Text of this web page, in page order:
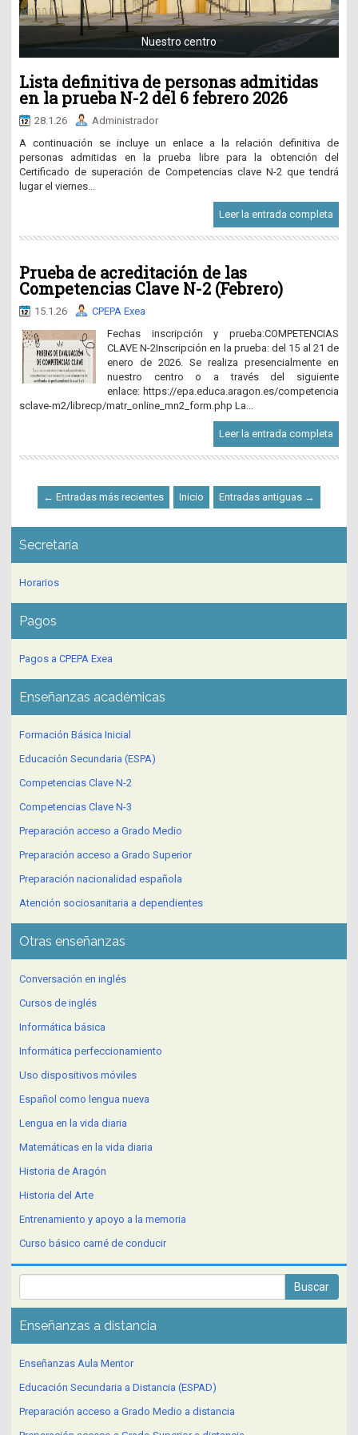
Nuestro centro
Lista definitiva de personas admitidas
en la prueba N-2 del 6 febrero 2026
28.1.26
Administrador
A continuación se incluye un enlace a la relación definitiva de
personas admitidas en la prueba libre para la obtención del
Certificado de superación de Competencias clave N-2 que tendrá
lugar el viernes...
Leer la entrada completa
Prueba de acreditación de las
Competencias Clave N-2 (Febrero)
15.1.26
CPEPA Exea
Fechas inscripción y prueba:COMPETENCIAS
CLAVE N-2Inscripción en la prueba: del 15 al 21 de
enero de 2026. Se realiza presencialmente en
nuestro centro o a través del siguiente
enlace: https://epa.educa.aragon.es/competencia
sclave-m2/librecp/matr_online_mn2_form.php La...
Leer la entrada completa
← Entradas más recientes Inicio Entradas antiguas →
Secretaría
Horarios
Pagos
Pagos a CPEPA Exea
Enseñanzas académicas
Formación Básica Inicial
Educación Secundaria (ESPA)
Competencias Clave N-2
Competencias Clave N-3
Preparación acceso a Grado Medio
Preparación acceso a Grado Superior
Preparación nacionalidad española
Atención sociosanitaria a dependientes
Otras enseñanzas
Conversación en inglés
Cursos de inglés
Informática básica
Informática perfeccionamiento
Uso dispositivos móviles
Español como lengua nueva
Lengua en la vida diaria
Matemáticas en la vida diaria
Historia de Aragón
Historia del Arte
Entrenamiento y apoyo a la memoria
Curso básico carné de conducir
Enseñanzas a distancia
Enseñanzas Aula Mentor
Educación Secundaria a Distancia (ESPAD)
Preparación acceso a Grado Medio a distancia